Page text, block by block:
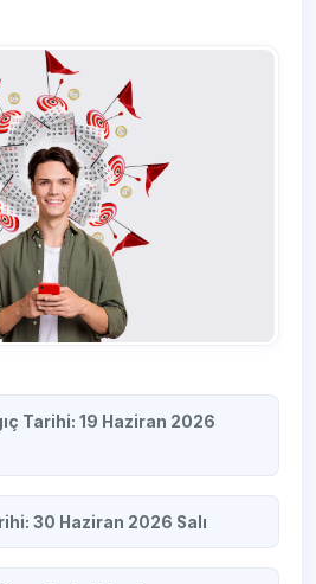
Tarihi: 19 Haziran 2026
30 Haziran 2026 Salı